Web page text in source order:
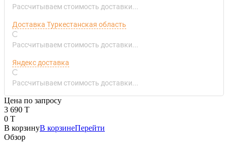
Рассчитываем стоимость доставки...
Доставка Туркестанская область
Рассчитываем стоимость доставки...
Яндекс доставка
Рассчитываем стоимость доставки...
Цена по запросу
3 690 T
0 T
В корзинуВ корзинеПерейти
Обзор